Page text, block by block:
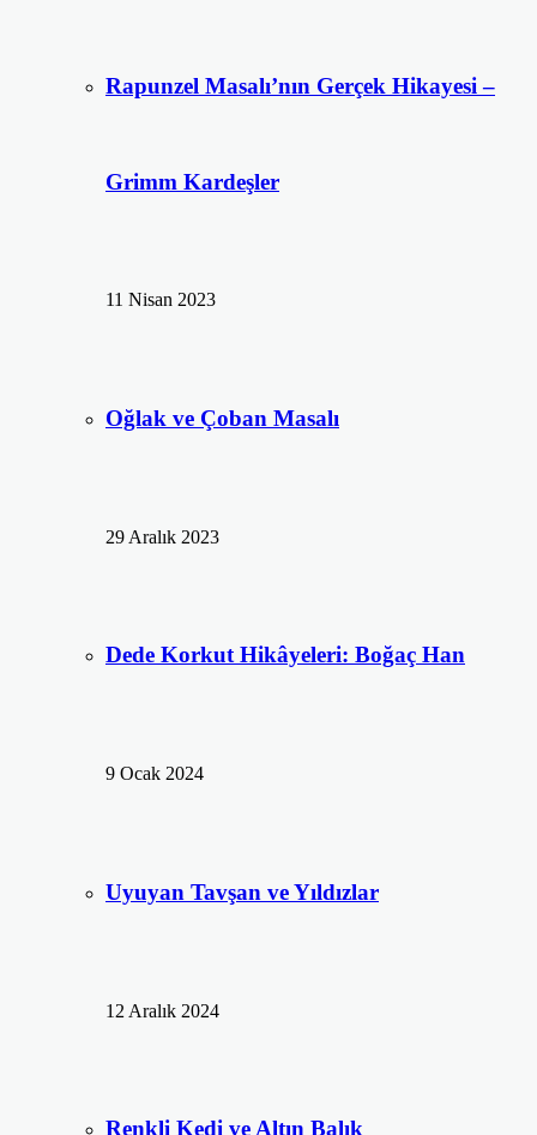
Rapunzel Masalı’nın Gerçek Hikayesi –
Grimm Kardeşler
11 Nisan 2023
Oğlak ve Çoban Masalı
29 Aralık 2023
Dede Korkut Hikâyeleri: Boğaç Han
9 Ocak 2024
Uyuyan Tavşan ve Yıldızlar
12 Aralık 2024
Renkli Kedi ve Altın Balık